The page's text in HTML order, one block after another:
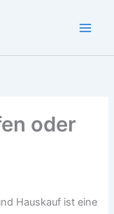
oder
Hauskauf ist eine